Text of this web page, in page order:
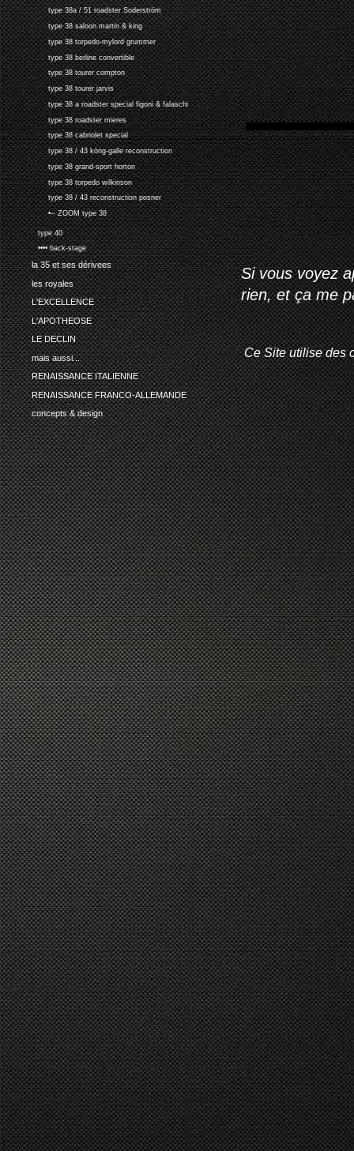
type 38a / 51 roadster Soderström
type 38 saloon martin & king
type 38 torpedo-mylord grummer
type 38 berline convertible
type 38 tourer compton
type 38 tourer jarvis
type 38 a roadster special figoni & falaschi
type 38 roadster mieres
type 38 cabriolet special
type 38 / 43 köng-galle reconstruction
type 38 grand-sport horton
type 38 torpedo wilkinson
type 38 / 43 reconstruction posner
•-- ZOOM type 38
type 40
•••• back-stage
la 35 et ses dérivees
les royales
L'EXCELLENCE
L'APOTHEOSE
LE DECLIN
mais aussi...
RENAISSANCE ITALIENNE
RENAISSANCE FRANCO-ALLEMANDE
concepts & design
Si vous voyez
rien, et ça me
Ce Site utilise des